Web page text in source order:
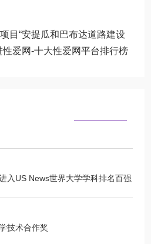
目“安提瓜和巴布达道路建设
性爱网-十大性爱网平台排行榜
入US News世界大学学科排名百强
技术合作奖